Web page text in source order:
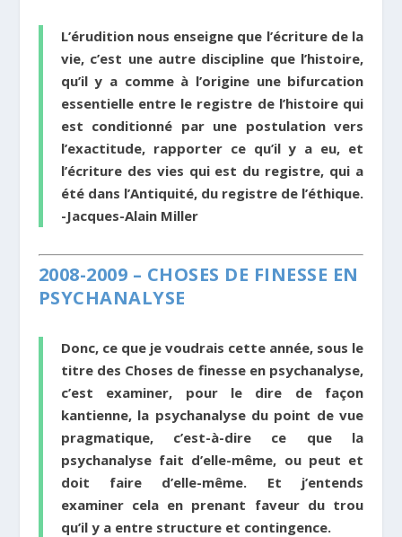
L’érudition nous enseigne que l’écriture de la
vie, c’est une autre discipline que l’histoire,
qu’il y a comme à l’origine une bifurcation
essentielle entre le registre de l’histoire qui
est conditionné par une postulation vers
l’exactitude, rapporter ce qu’il y a eu, et
l’écriture des vies qui est du registre, qui a
été dans l’Antiquité, du registre de l’éthique.
-Jacques-Alain Miller
2008-2009 – CHOSES DE FINESSE EN
PSYCHANALYSE
Donc, ce que je voudrais cette année, sous le
titre des Choses de finesse en psychanalyse,
c’est examiner, pour le dire de façon
kantienne, la psychanalyse du point de vue
pragmatique, c’est-à-dire ce que la
psychanalyse fait d’elle-même, ou peut et
doit faire d’elle-même. Et j’entends
examiner cela en prenant faveur du trou
qu’il y a entre structure et contingence.